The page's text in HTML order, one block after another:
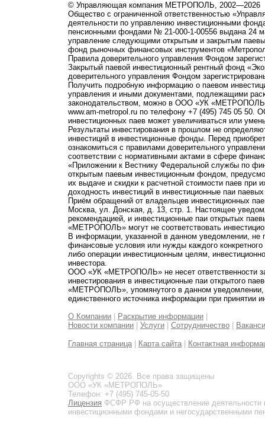
© Управляющая компания МЕТРОПОЛЬ, 2002—2026
Общество с ограниченной ответственностью
деятельности по управлению инвестиционными
пенсионными фондами № 21-000-1-00556 выдана 24
управление следующими открытым и закрытым
фонд рыночных финансовых инструментов
Правила доверительного управления Фондом
Закрытый паевой инвестиционный рентный фонд
доверительного управления Фондом
Получить подробную информацию о паевом
управления и иными документами, подлежащими
законодательством, можно в ООО «УК
www.am-metropol.ru по телефону +7 (495) 745 05
инвестиционных паев может увеличиваться или
Результаты инвестирования в прошлом не
инвестиций в инвестиционные фонды. Перед
ознакомиться с правилами доверительного
соответствии с нормативными актами в сфере
«Приложении к Вестнику Федеральной службы по
открытым паевым инвестиционным фондом,
их выдаче и скидки к расчетной стоимости паев при
доходность инвестиций в инвестиционные паи
Приём обращений от владельцев инвестиционных
Москва, ул. Донская, д. 13, стр. 1. Настоящее
рекомендацией, и инвестиционные паи открытых
«МЕТРОПОЛЬ» могут не соответствовать
В информации, указанной в данном уведомлении,
финансовые условия или нужды каждого
либо операции инвестиционным целям,
инвестора.
ООО «УК «МЕТРОПОЛЬ» не несет ответственности
инвестирования в инвестиционные паи открытого
«МЕТРОПОЛЬ», упомянутого в данном уведомлении,
единственного источника информации при принятии
О Компании
Раскрытие информации
Новости компании
Услуги Сотрудничество
Главная страница Карта сайта Контактная
Copyrights © 2026. Все права защищены
ООО «УК «МЕТРОПОЛЬ»
Телефон: +7 (495) 745-05-50
Лицензия ФСФР РФ на осуществление
инвестиционными фондами и негосударственными